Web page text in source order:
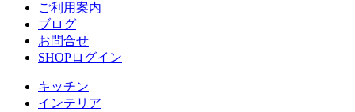
ご利用案内
ブログ
お問合せ
SHOPログイン
キッチン
インテリア